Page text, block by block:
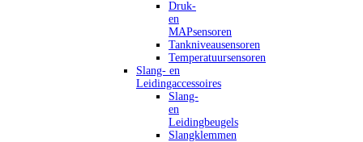
Druk-
en
MAPsensoren
Tankniveausensoren
Temperatuursensoren
Slang- en
Leidingaccessoires
Slang-
en
Leidingbeugels
Slangklemmen